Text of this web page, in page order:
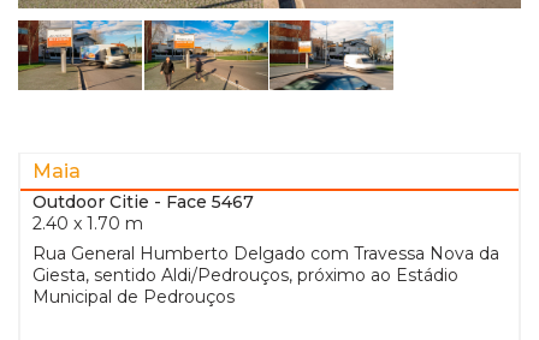
Maia
Outdoor Citie - Face 5467
2.40 x 1.70 m
Rua General Humberto Delgado com Travessa Nova da
Giesta, sentido Aldi/Pedrouços, próximo ao Estádio
Municipal de Pedrouços